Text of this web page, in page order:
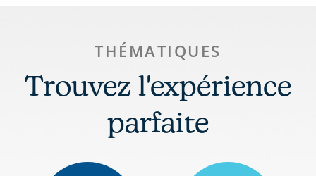
THÉMATIQUES
Trouvez l'expérience
parfaite